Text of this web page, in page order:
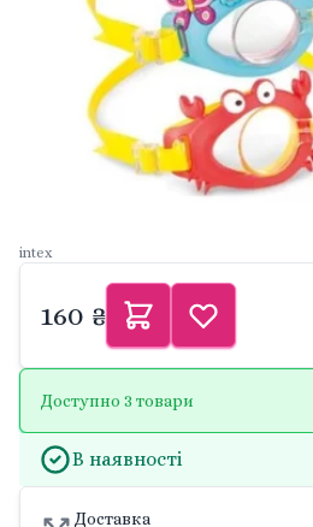
intex
160 ₴
Доступно 3 товари
В наявності
Доставка